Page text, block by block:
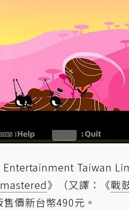
Taiwan
》（又譯：《戰
價新台幣490元。